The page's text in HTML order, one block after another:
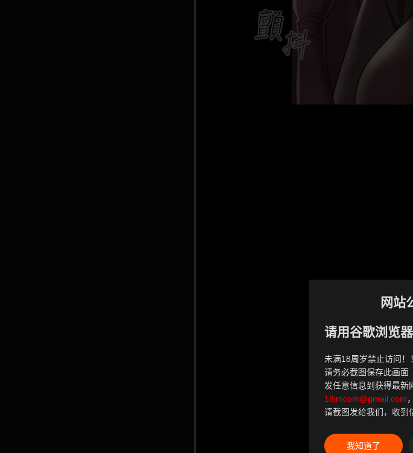
网站
请用谷歌浏览器
未满18周岁禁止访问！！
请务必截图保存此画面
发任意信息到获得最新
18jmcom@gmail.com
请截图发给我们，收到
我知道了